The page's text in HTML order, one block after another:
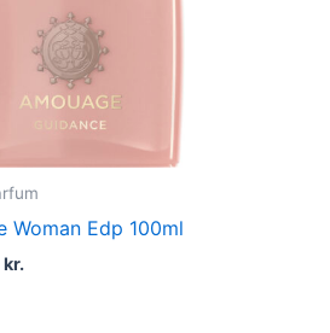
Woman Edp 100ml
kr.